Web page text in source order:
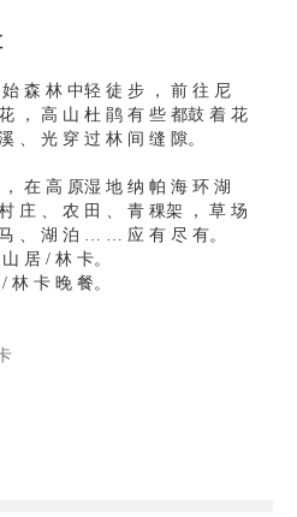
森 林 中轻 徒 步 ， 前 往 尼
， 高 山 杜 鹃 有 些 都鼓 着 花
、 光 穿 过 林 间 缝 隙。
在 高 原湿 地 纳 帕 海 环 湖
庄 、 农 田 、 青 稞架 ， 草 场
、 湖 泊 … … 应 有 尽 有。
居 / 林 卡。
林 卡 晚 餐。